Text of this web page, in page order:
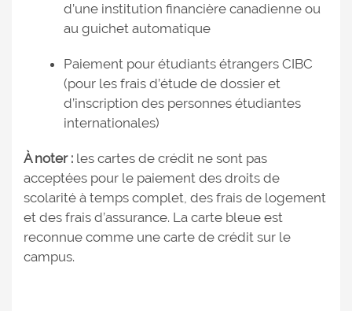
d’une institution financière canadienne ou
au guichet automatique
Paiement pour étudiants étrangers CIBC
(pour les frais d’étude de dossier et
d’inscription des personnes étudiantes
internationales)
À noter : les cartes de crédit ne sont pas
acceptées pour le paiement des droits de
scolarité à temps complet, des frais de logement
et des frais d’assurance. La carte bleue est
reconnue comme une carte de crédit sur le
campus.